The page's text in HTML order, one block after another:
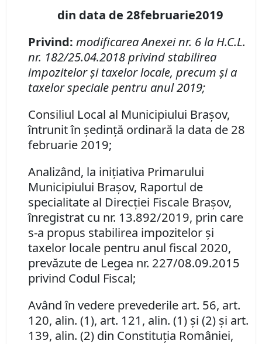
din data de 28februarie2019
Privind: modificarea Anexei nr. 6 la H.C.L.
nr. 182/25.04.2018 privindstabilirea
impozitelor şi taxelor locale, precum şi a
taxelor speciale pentru anul 2019;
Consiliul Local al Municipiului Braşov,
întrunit în şedinţă ordinară la data de 28
februarie 2019;
Analizând, la iniţiativa Primarului
Municipiului Braşov, Raportul de
specialitate al Direcţiei Fiscale Braşov,
înregistrat cu nr. 13.892/2019, prin care
s-a propus stabilirea impozitelor şi
taxelor locale pentru anul fiscal 2020,
prevăzute de Legea nr. 227/08.09.2015
privind Codul Fiscal;
Având în vedere prevederile art. 56, art.
120, alin. (1), art. 121, alin. (1) şi (2) şi art.
139, alin. (2) din Constituţia României,